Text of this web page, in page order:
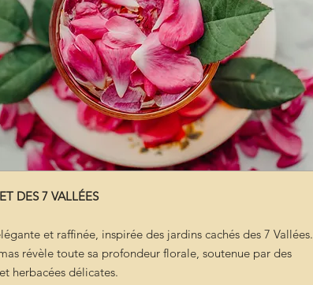
DES 7 VALLÉES
et raffinée, inspirée des jardins cachés des 7 Vallées.
révèle toute sa profondeur florale, soutenue par des
herbacées délicates.